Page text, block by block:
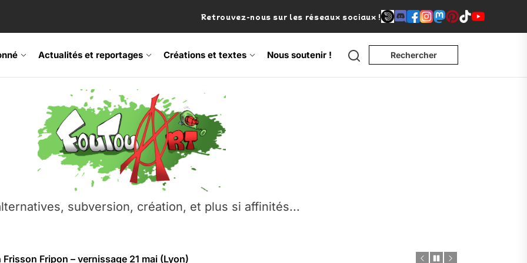
Retrouvez-nous sur les réseaux sociaux !
Actualités et reportages Créations et textes Nous soutenir ! Search Rechercher
subversion, création, et plus si affinités...
Frisson Fripon – vernissage 21 mai (Lyon)
Festival – Samedi 18 juillet (Vaulx-en-Velin)
– Ŝtono, un livre réalisé par Michaël Moretti & Pierre Lacôte
contre l’A412 à l’Établi (Haute-Savoie)
Fripon – vernissage 21 mai (Lyon)